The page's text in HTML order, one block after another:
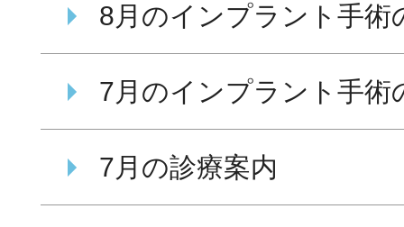
8月のインプラント手術
7月のインプラント手術
7月の診療案内